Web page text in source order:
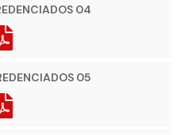
04
05